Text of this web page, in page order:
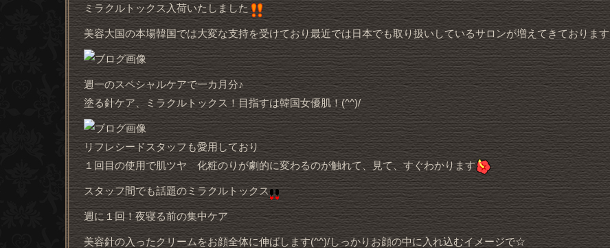
ミラクルトックス入荷いたしました
美容大国の本場韓国では大変な支持を受けており最近では日本でも取り扱いしているサロンが増えてきております
週一のスペシャルケアで一カ月分♪
塗る針ケア、ミラクルトックス！目指すは韓国女優肌！(^^)/
リフレシードスタッフも愛用しており
１回目の使用で肌ツヤ 化粧のりが劇的に変わるのが触れて、見て、すぐわかります
スタッフ間でも話題のミラクルトックス
週に１回！夜寝る前の集中ケア
美容針の入ったクリームをお顔全体に伸ばします(^^)/しっかりお顔の中に入れ込むイメージで☆